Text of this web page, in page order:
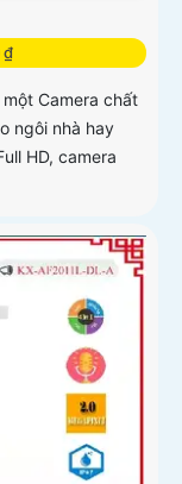
₫
một Camera chất
ngôi nhà hay
HD, camera